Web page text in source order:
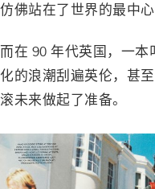
仿佛站在了世界的最中心
而在 90 年代英国，一本
化的浪潮刮遍英伦，甚
滚未来做起了准备。